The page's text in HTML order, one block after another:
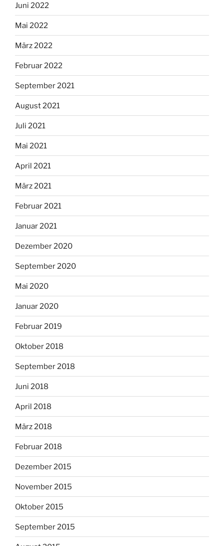
Juni 2022
Mai 2022
März 2022
Februar 2022
September 2021
August 2021
Juli 2021
Mai 2021
April 2021
März 2021
Februar 2021
Januar 2021
Dezember 2020
September 2020
Mai 2020
Januar 2020
Februar 2019
Oktober 2018
September 2018
Juni 2018
April 2018
März 2018
Februar 2018
Dezember 2015
November 2015
Oktober 2015
September 2015